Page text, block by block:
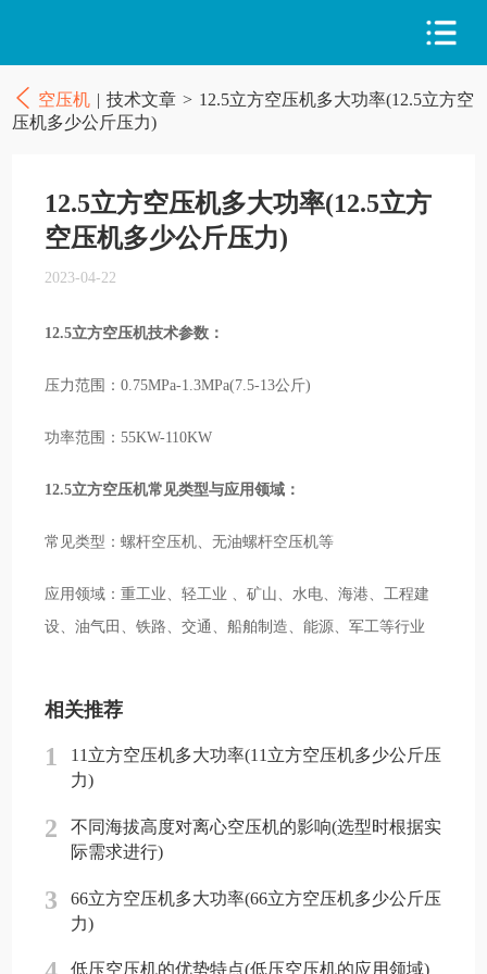
空压机 | 技术文章 > 12.5立方空压机多大功率(12.5立方空
压机多少公斤压力)
12.5立方空压机多大功率(12.5立方
空压机多少公斤压力)
2023-04-22
12.5立方空压机技术参数：
压力范围：0.75MPa-1.3MPa(7.5-13公斤)
功率范围：55KW-110KW
12.5立方空压机常见类型与应用领域：
常见类型：螺杆空压机、无油螺杆空压机等
应用领域：重工业、轻工业 、矿山、水电、海港、工程建
设、油气田、铁路、交通、船舶制造、能源、军工等行业
相关推荐
1
11立方空压机多大功率(11立方空压机多少公斤压
力)
2
不同海拔高度对离心空压机的影响(选型时根据实
际需求进行)
3
66立方空压机多大功率(66立方空压机多少公斤压
力)
低压空压机的优势特点(低压空压机的应用领域)